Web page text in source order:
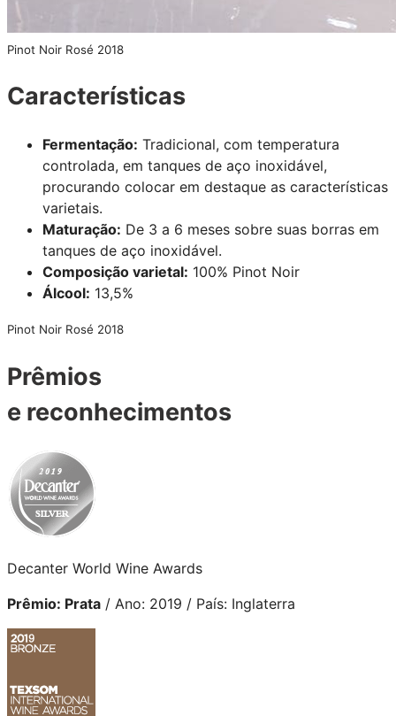
Pinot Noir Rosé 2018
Características
Fermentação: Tradicional, com temperatura
controlada, em tanques de aço inoxidável,
procurando colocar em destaque as características
varietais.
Maturação: De 3 a 6 meses sobre suas borras em
tanques de aço inoxidável.
Composição varietal: 100% Pinot Noir
Álcool: 13,5%
Pinot Noir Rosé 2018
Prêmios
e reconhecimentos
Decanter World Wine Awards
Prêmio: Prata / Ano: 2019 / País: Inglaterra